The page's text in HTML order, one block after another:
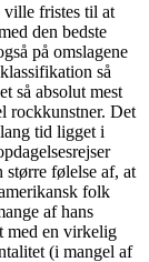
ville fristes til at
den bedste
på omslagene
så
så absolut mest
rockkunstner. Det
tid ligget i
større følelse af, at
folk
af hans
med en virkelig
(i mangel af